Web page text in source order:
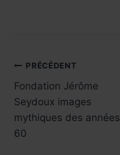
Navigation
de
l’article
PRÉCÉDENT
Fondation Jérôme
Seydoux images
mythiques des années
60